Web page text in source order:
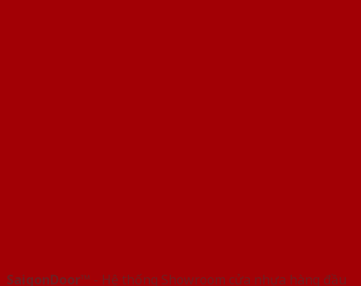
SaigonDoor™ - Hệ thống Showroom cửa nhựa hàng đầu